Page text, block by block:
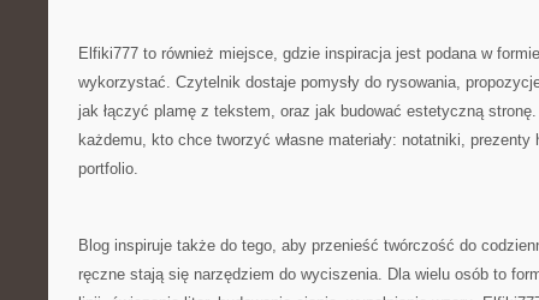
Elfiki777 to również miejsce, gdzie inspiracja jest podana w
wykorzystać. Czytelnik dostaje pomysły do rysowania,
jak łączyć plamę z tekstem, oraz jak budować estetyczną
każdemu, kto chce tworzyć własne materiały: notatniki,
portfolio.
Blog inspiruje także do tego, aby przenieść twórczość do
ręczne stają się narzędziem do wyciszenia. Dla wielu osób to